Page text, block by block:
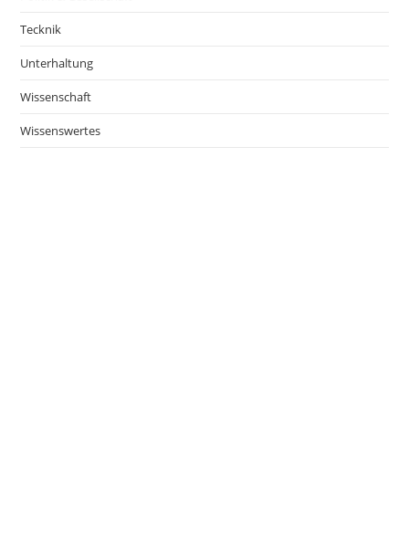
Tecknik
Unterhaltung
Wissenschaft
Wissenswertes